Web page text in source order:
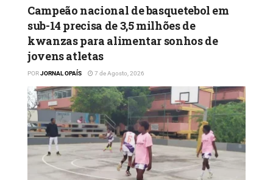
Campeão nacional de basquetebol em
sub-14 precisa de 3,5 milhões de
kwanzas para alimentar sonhos de
jovens atletas
PORJORNAL OPAÍS 7 de Agosto, 2026